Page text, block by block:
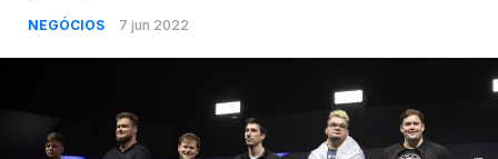
NEGÓCIOS 7 jun 2022